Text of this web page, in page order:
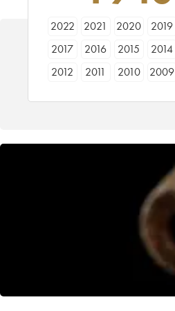
2022 2021 2020 2019
2017
2016 2015 2014
2012
2011 2010 2009
1997
1996 1995 1994
1989
1984
1980 1979
1969
1962
1960
1959 1958 1957